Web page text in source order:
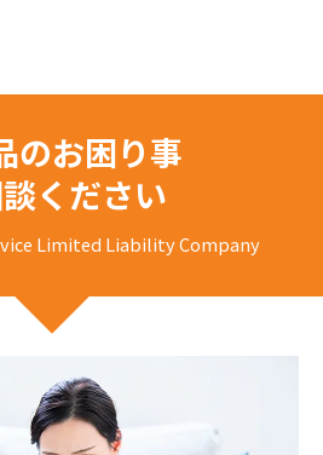
のお困り事
ください
Limited Liability Company